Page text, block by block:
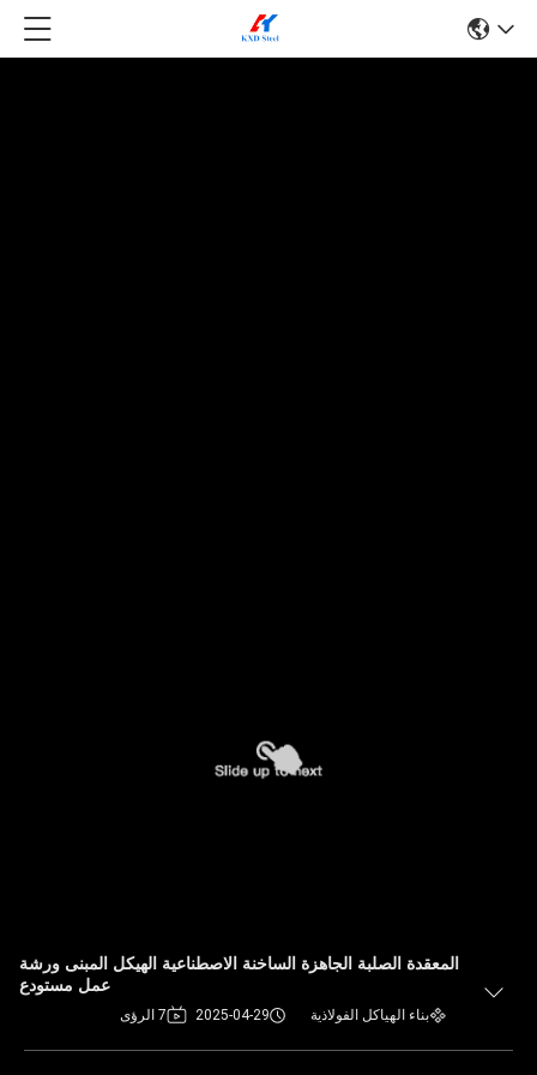
المعقدة الصلبة الجاهزة الساخنة الاصطناعية الهيكل المبنى ورشة
عمل مستودع
بناء الهياكل الفولاذية 2025-04-29 7 الرؤى